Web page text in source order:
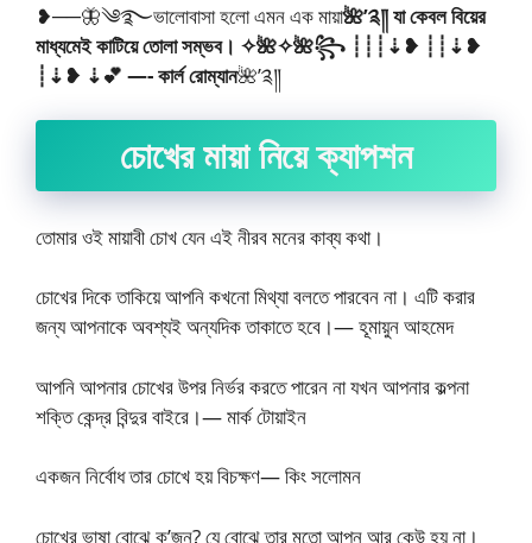
❥──🦋༄࿐ভালোবাসা হলো এমন এক মায়া🌺’༉༎ যা কেবল বিয়ের
মাধ্যমেই কাটিয়ে তোলা সম্ভব। ✧🌺✧🌺꧂ ┊┊┊⇣❥ ┊┊⇣❥
┊⇣❥ ⇣💕 —- কার্ল রোম্যান🌺’༉༎
চোখের মায়া নিয়ে ক্যাপশন
তোমার ওই মায়াবী চোখ যেন এই নীরব মনের কাব্য কথা।
চোখের দিকে তাকিয়ে আপনি কখনো মিথ্যা বলতে পারবেন না। এটি করার
জন্য আপনাকে অবশ্যই অন্যদিক তাকাতে হবে।— হূমায়ুন আহমেদ
আপনি আপনার চোখের উপর নির্ভর করতে পারেন না যখন আপনার কল্পনা
শক্তি কেন্দ্র বিন্দুর বাইরে।— মার্ক টোয়াইন
একজন নির্বোধ তার চোখে হয় বিচক্ষণ— কিং সলোমন
চোখের ভাষা বোঝে ক’জন? যে বোঝে তার মতো আপন আর কেউ হয় না।